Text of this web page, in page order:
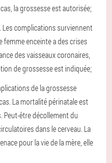
la grossesse est autorisée;
Les complications surviennent
femme enceinte a des crises
des vaisseaux coronaires,
de grossesse est indiquée;
de la grossesse
La mortalité périnatale est
Peut-être décollement du
dans le cerveau. La
pour la vie de la mère, elle